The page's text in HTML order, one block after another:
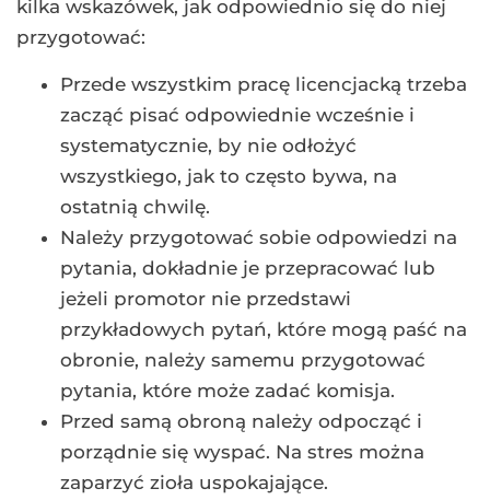
kilka wskazówek, jak odpowiednio się do niej
przygotować:
Przede wszystkim pracę licencjacką trzeba
zacząć pisać odpowiednie wcześnie i
systematycznie, by nie odłożyć
wszystkiego, jak to często bywa, na
ostatnią chwilę.
Należy przygotować sobie odpowiedzi na
pytania, dokładnie je przepracować lub
jeżeli promotor nie przedstawi
przykładowych pytań, które mogą paść na
obronie, należy samemu przygotować
pytania, które może zadać komisja.
Przed samą obroną należy odpocząć i
porządnie się wyspać. Na stres można
zaparzyć zioła uspokajające.